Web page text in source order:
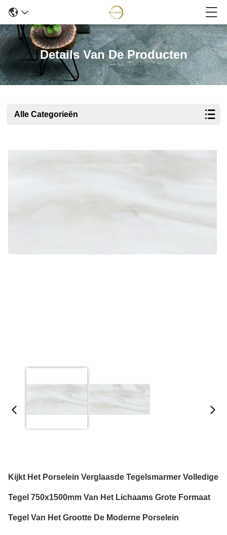
Details Van De Producten
Alle Categorieën
Kijkt Het Porselein Verglaasde Tegelsmarmer Volledige
Tegel 750x1500mm Van Het Lichaams Grote Formaat
Tegel Van Het Grootte De Moderne Porselein